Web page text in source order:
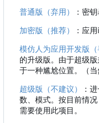
普通版（弃用）
：密
加密版（推荐）
：应
模仿人为应用开发版（
的升级版。由于超级
于一种尴尬位置。（当
超级版（不建议）
：
数、模式。按目前情
需要使用此项目。